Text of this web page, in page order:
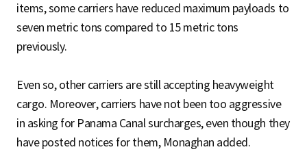
items, some carriers have reduced maximum payloads to
seven metric tons compared to 15 metric tons
previously.
Even so, other carriers are still accepting heavyweight
cargo. Moreover, carriers have not been too aggressive
in asking for Panama Canal surcharges, even though they
have posted notices for them, Monaghan added.